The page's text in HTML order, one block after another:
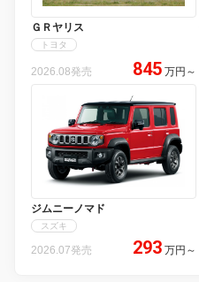
ＧＲヤリス
トヨタ
2026.08発売 845 万円 ～
ジムニーノマド
スズキ
2026.07発売 293 万円 ～